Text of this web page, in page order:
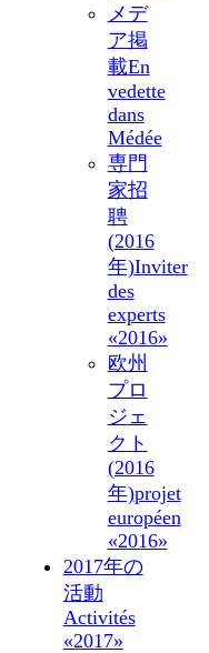
メデ
ア掲
載En
vedette
dans
Médée
専門
家招
聘
(2016
年)Inviter
des
experts
«2016»
欧州
プロ
ジェ
クト
(2016
年)projet
européen
«2016»
2017年の
活動
Activités
«2017»